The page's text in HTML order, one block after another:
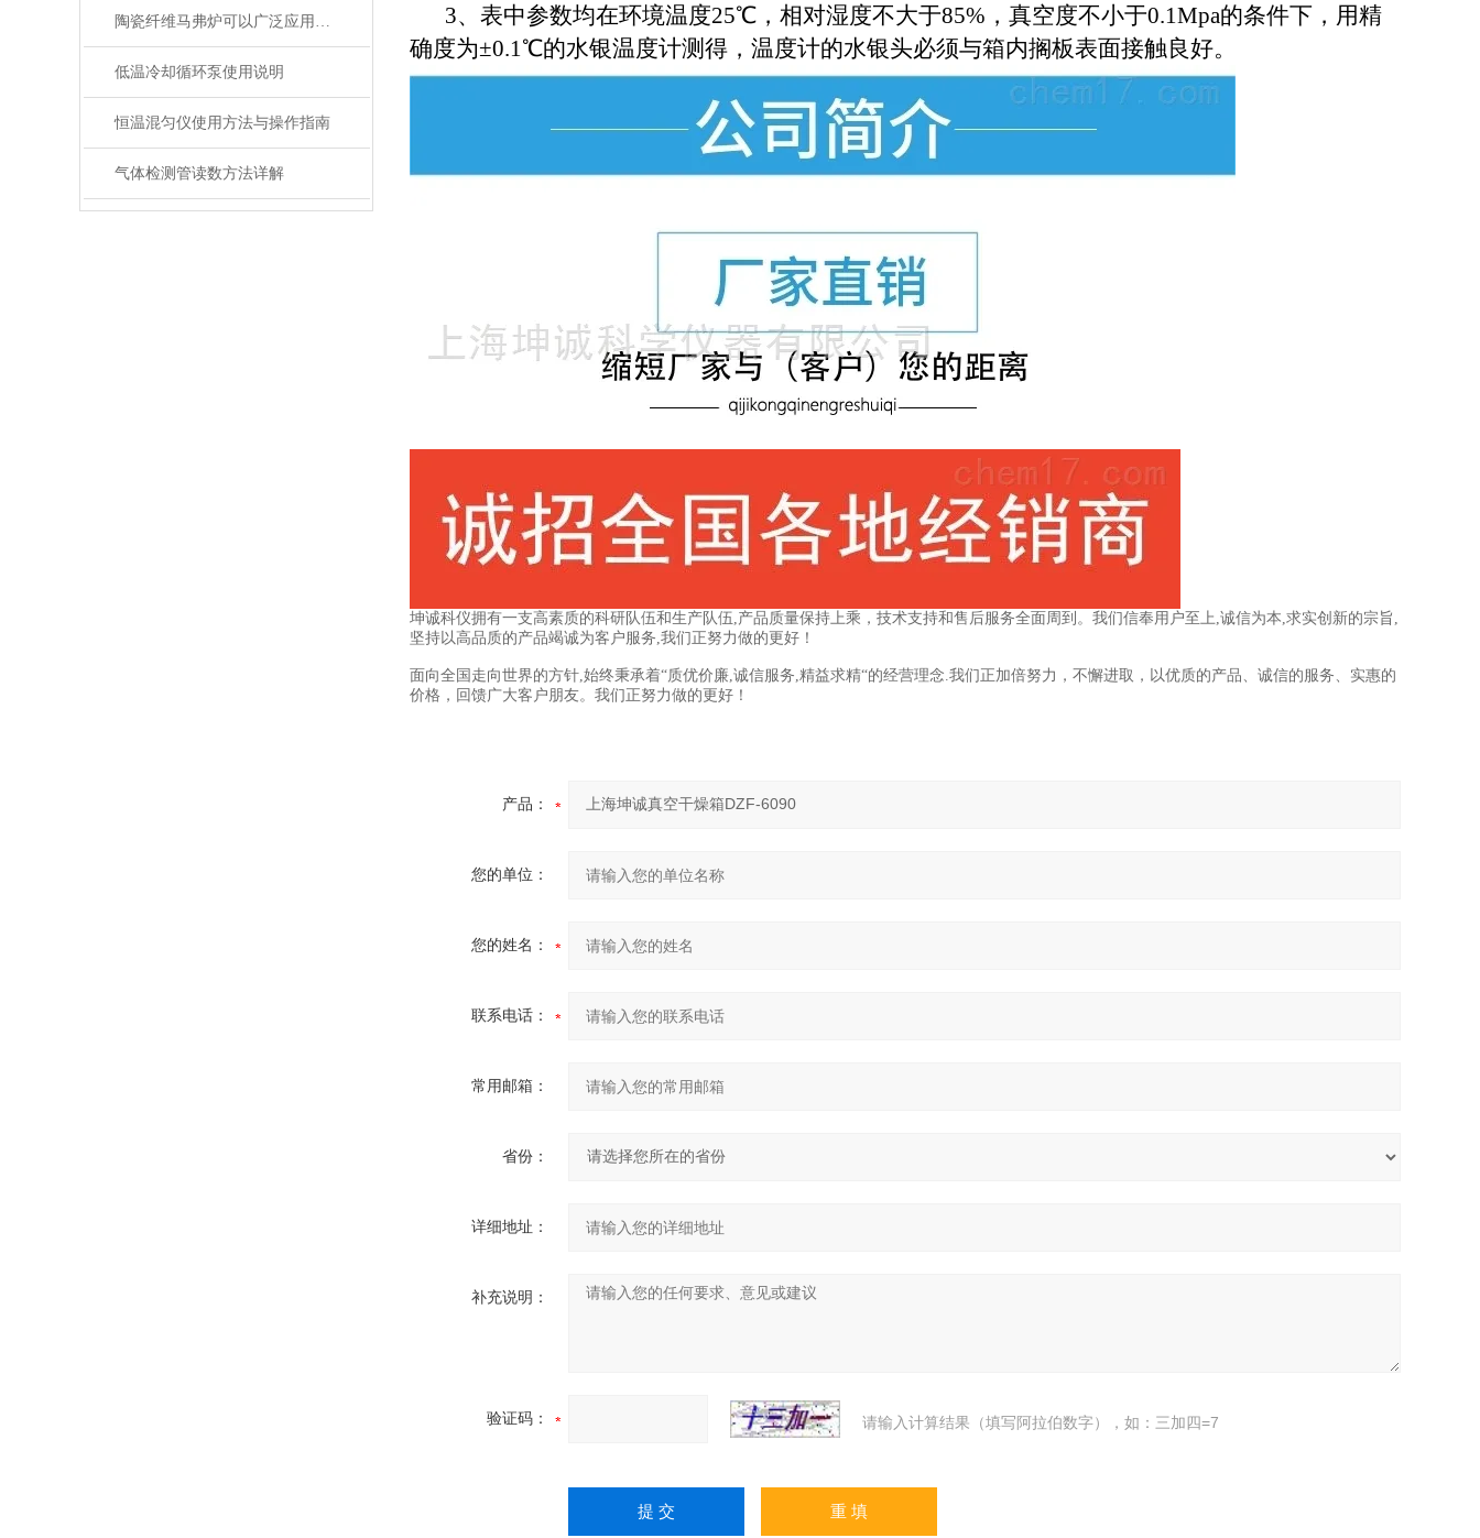
陶瓷纤维马弗炉可以广泛应用于高温工艺
低温冷却循环泵使用说明
恒温混匀仪使用方法与操作指南
气体检测管读数方法详解
3、表中参数均在环境温度25℃，相对湿度不大于85%，真空度不小于0.1Mpa的条件下，用精
确度为±0.1℃的水银温度计测得，温度计的水银头必须与箱内搁板表面接触良好。
坤诚科仪拥有一支高素质的科研队伍和生产队伍,产品质量保持上乘，技术支持和售后服务全面周到。我们信奉用户至上,诚信为本,求实创新的宗旨,
坚持以高品质的产品竭诚为客户服务,我们正努力做的更好！
面向全国走向世界的方针,始终秉承着“质优价廉,诚信服务,精益求精“的经营理念.我们正加倍努力，不懈进取，以优质的产品、诚信的服务、实惠的
价格，回馈广大客户朋友。我们正努力做的更好！
产品：
您的单位：
您的姓名：
联系电话：
常用邮箱：
省份：
详细地址：
补充说明：
验证码： 请输入计算结果（填写阿拉伯数字），如：三加四=7